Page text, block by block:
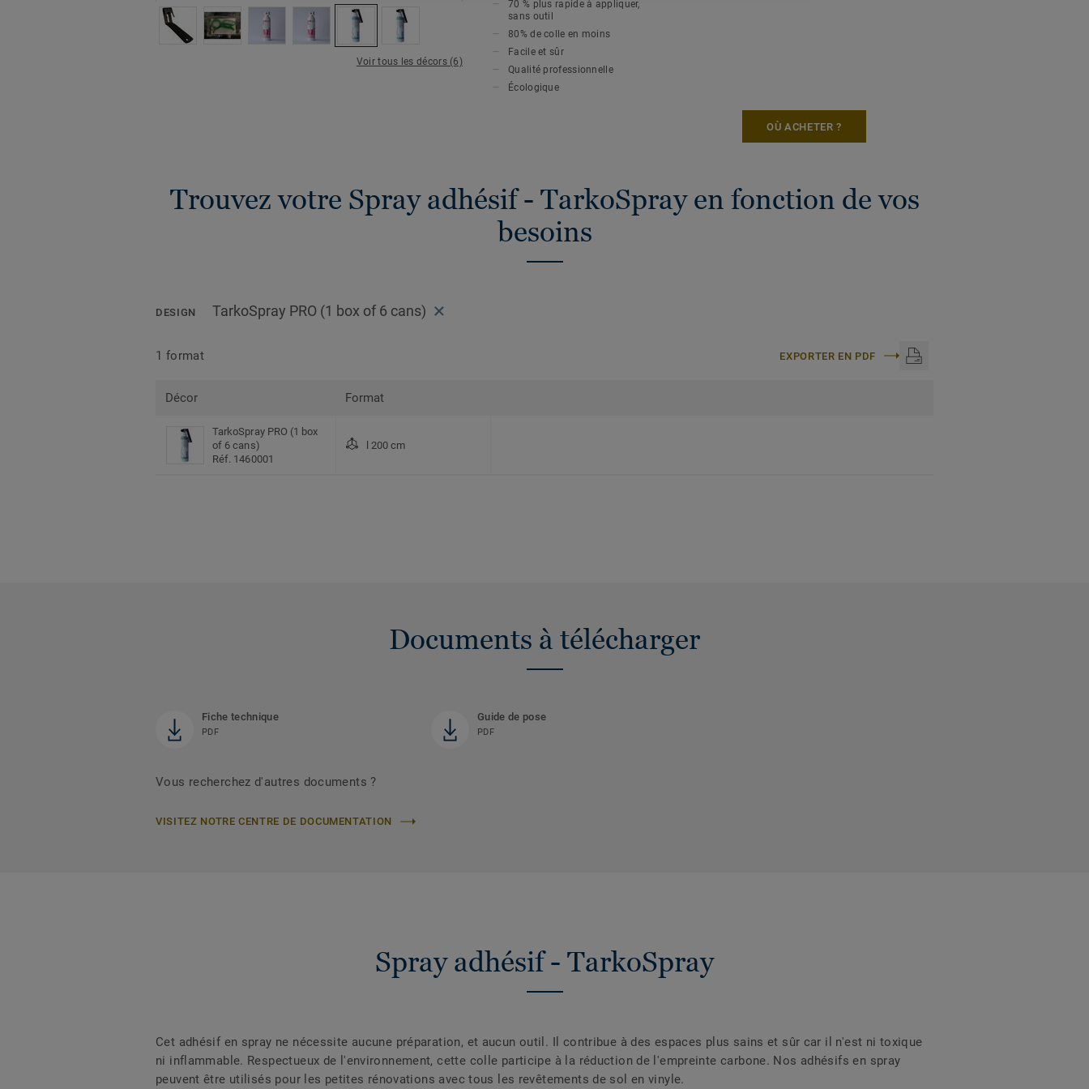
Voir tous les décors (6)
70 % plus rapide à appliquer,
sans outil
80% de colle en moins
Facile et sûr
Qualité professionnelle
Écologique
OÙ ACHETER ?
Trouvez votre Spray adhésif - TarkoSpray en fonction de vos
besoins
DESIGN TarkoSpray PRO (1 box of 6 cans)
1 format EXPORTER EN PDF
Décor Format
TarkoSpray PRO (1 box
of 6 cans)
Réf. 1460001
l 200 cm
Documents à télécharger
Fiche technique
PDF
Guide de pose
PDF
Vous recherchez d'autres documents ?
VISITEZ NOTRE CENTRE DE DOCUMENTATION
Spray adhésif - TarkoSpray
Cet adhésif en spray ne nécessite aucune préparation, et aucun outil. Il contribue à des espaces plus sains et sûr car il n'est ni toxique
ni inflammable. Respectueux de l'environnement, cette colle participe à la réduction de l'empreinte carbone. Nos adhésifs en spray
peuvent être utilisés pour les petites rénovations avec tous les revêtements de sol en vinyle.